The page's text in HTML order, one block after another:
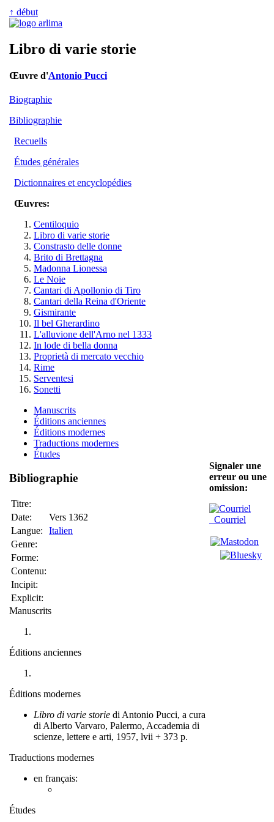
↑ début
Libro di varie storie
Œuvre d'Antonio Pucci
Biographie
Bibliographie
Recueils
Études générales
Dictionnaires et encyclopédies
Œuvres:
Centiloquio
Libro di varie storie
Constrasto delle donne
Brito di Brettagna
Madonna Lionessa
Le Noie
Cantari di Apollonio di Tiro
Cantari della Reina d'Oriente
Gismirante
Il bel Gherardino
L'alluvione dell'Arno nel 1333
In lode di bella donna
Proprietà di mercato vecchio
Rime
Serventesi
Sonetti
Manuscrits
Éditions anciennes
Éditions modernes
Traductions modernes
Études
Bibliographie
Titre:
Date:
Vers 1362
Langue:
Italien
Genre:
Forme:
Contenu:
Incipit:
Explicit:
Manuscrits
Éditions anciennes
Éditions modernes
Libro di varie storie di Antonio Pucci, a cura
di Alberto Varvaro, Palermo, Accademia di
scienze, lettere e arti, 1957, lvii + 373 p.
Traductions modernes
en français:
Études
Signaler une
erreur ou une
omission:
Courriel